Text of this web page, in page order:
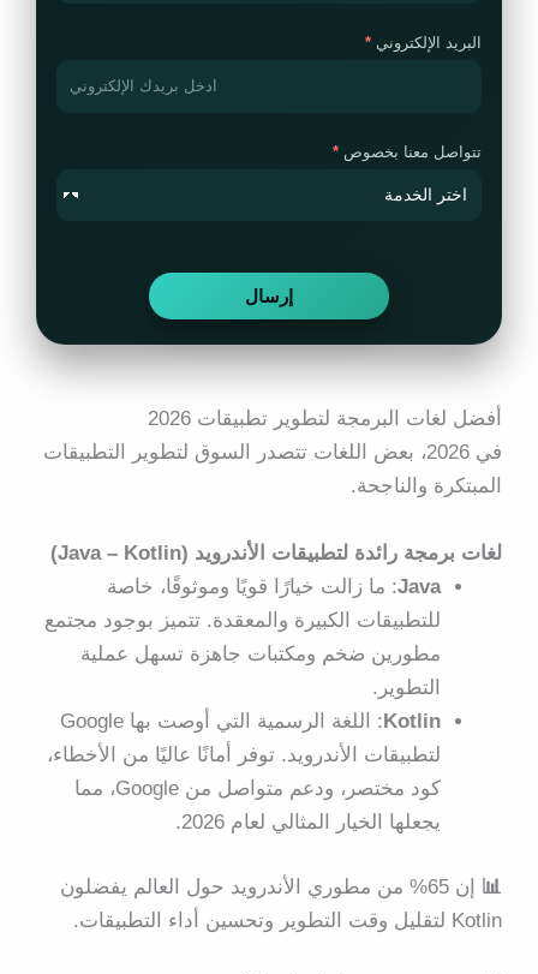
البريد الإلكتروني
تتواصل معنا بخصوص
أفضل لغات البرمجة لتطوير تطبيقات 2026
في 2026، بعض اللغات تتصدر السوق لتطوير التطبيقات
المبتكرة والناجحة.
لغات برمجة رائدة لتطبيقات الأندرويد (Java – Kotlin)
Java: ما زالت خيارًا قويًا وموثوقًا، خاصة
للتطبيقات الكبيرة والمعقدة. تتميز بوجود مجتمع
مطورين ضخم ومكتبات جاهزة تسهل عملية
التطوير.
Kotlin
: اللغة الرسمية التي أوصت بها Google
لتطبيقات الأندرويد. توفر أمانًا عاليًا من الأخطاء،
كود مختصر، ودعم متواصل من Google، مما
يجعلها الخيار المثالي لعام 2026.
📊
إن 65% من مطوري الأندرويد حول العالم يفضلون
Kotlin لتقليل وقت التطوير وتحسين أداء التطبيقات.